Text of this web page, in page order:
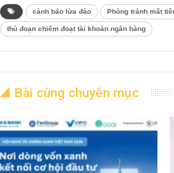
cảnh báo lừa đảo Phòng tránh mất
thủ đoạn chiếm đoạt tài khoản ngân hàng
Bài cùng chuyên mục